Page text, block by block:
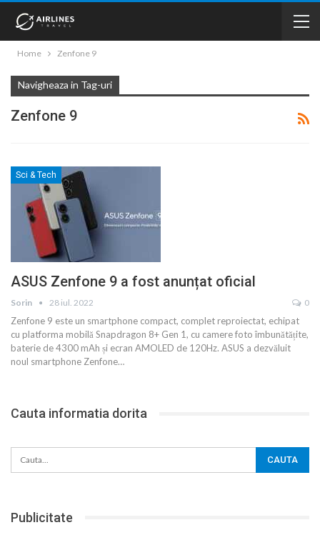
Home Zenfone 9
Navigheaza in Tag-uri
Zenfone 9
Sci & Tech
ASUS Zenfone 9 a fost anunțat oficial
Sorin 28 iul. 2022 0
Zenfone 9 este un smartphone compact, complet reproiectat, echipat
cu platforma mobilă Snapdragon 8+ Gen 1, cu camere foto îmbunătățite,
baterie de 4300 mAh și ecran AMOLED de 120Hz. ASUS a dezvăluit
noul smartphone Zenfone…
Cauta informatia dorita
Publicitate